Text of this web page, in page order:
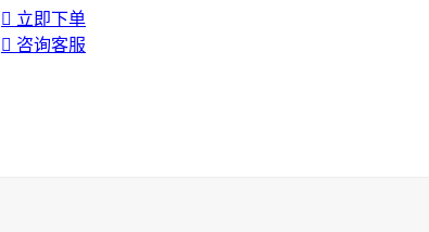
立即下单
咨询客服